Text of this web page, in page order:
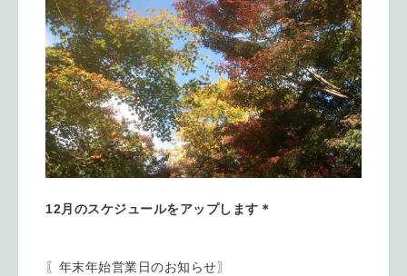
12月のスケジュールをアップします＊
〖年末年始営業日のお知らせ〗